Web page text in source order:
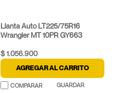
Llanta Auto LT225/75R16
Wrangler MT 10PR GY663
$1.056.900
AGREGAR AL CARRITO